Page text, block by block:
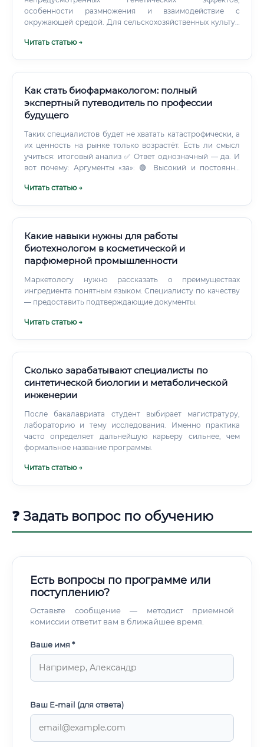
особенности размножения и взаимодействие с
окружающей средой. Для сельскохозяйственных культур
аллергенность, влияние на нецелевые организмы и
обсуждают рядом с ГМО, но юридическая классификация
таких организмов может различаться в разных странах.
Читать статью →
Как стать биофармакологом: полный
экспертный путеводитель по профессии
будущего
Таких специалистов будет не хватать катастрофически, а
их ценность на рынке только возрастёт. Есть ли смысл
учиться: итоговый анализ ✅ Ответ однозначный — да. И
вот почему: Аргументы «за»: 🟢 Высокий и постоянно
существенно выше среднего по стране уже на старте 🟢
препаратов, которые спасают жизни 🟢 Карьерный
потолок крайне высок 🟢 Быстрая окупаемость любых
образовательных инвестиций 🟢 ИИ не заменит, а усилит
ценность специалиста Потенциальные сложности: ⚠️
Требует серьёзной фундаментальной подготовки ⚠️
Английский язык — не опция, а обязательное условие ⚠️
Конкуренция за топовые позиции высока Профессия
Читать статью →
Какие навыки нужны для работы
биотехнологом в косметической и
парфюмерной промышленности
Маркетологу нужно рассказать о преимуществах
ингредиента понятным языком. Специалисту по качеству
— предоставить подтверждающие документы.
Читать статью →
Сколько зарабатывают специалисты по
синтетической биологии и метаболической
инженерии
После бакалавриата студент выбирает магистратуру,
лабораторию и тему исследования. Именно практика
часто определяет дальнейшую карьеру сильнее, чем
формальное название программы.
Читать статью →
❓ Задать вопрос по обучению
Есть вопросы по программе или
поступлению?
Оставьте сообщение — методист приемной
комиссии ответит вам в ближайшее время.
Ваше имя *
Ваш E-mail (для ответа)